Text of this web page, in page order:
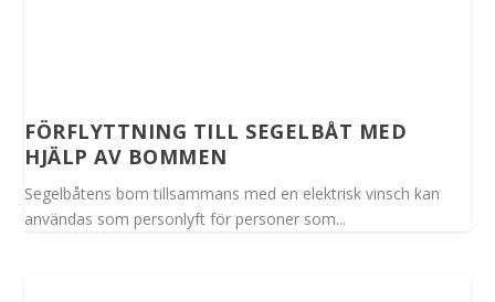
FÖRFLYTTNING TILL SEGELBÅT MED
HJÄLP AV BOMMEN
Segelbåtens bom tillsammans med en elektrisk vinsch kan
användas som personlyft för personer som...